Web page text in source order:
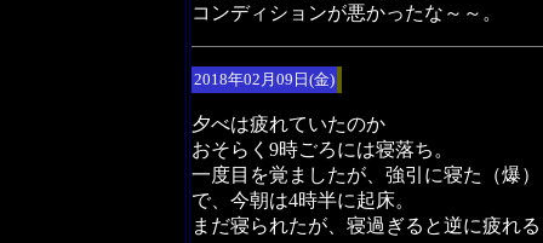
コンディションが悪かったな～～。
2018年02月09日(金)
夕べは疲れていたのか
おそらく9時ごろには寝落ち。
一度目を覚ましたが、強引に寝た（爆）
で、今朝は4時半に起床。
まだ寝られたが、寝過ぎると逆に疲れ